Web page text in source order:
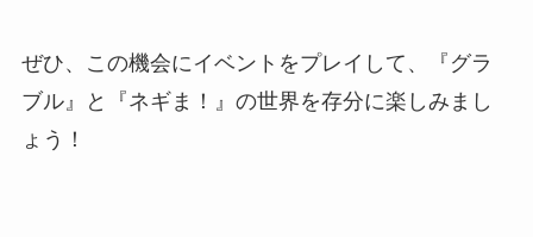
ぜひ、この機会にイベントをプレイして、『グラ
ブル』と『ネギま！』の世界を存分に楽しみまし
ょう！